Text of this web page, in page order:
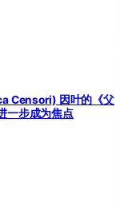
Censori) 因叶的《父
一步成为焦点